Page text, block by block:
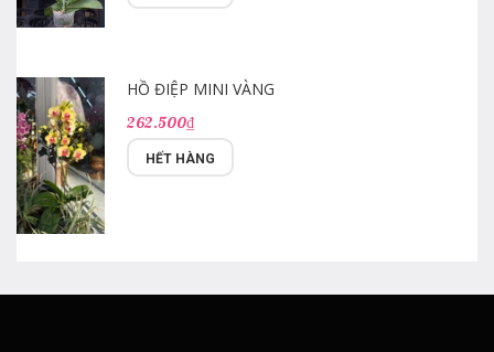
HỒ ĐIỆP MINI VÀNG
262.500₫
HẾT HÀNG